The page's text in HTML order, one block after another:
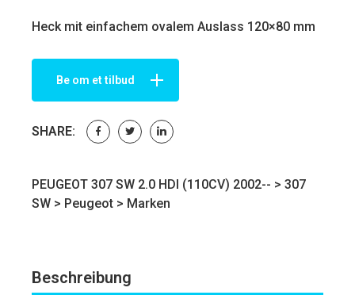
Heck mit einfachem ovalem Auslass 120×80 mm
Be om et tilbud
SHARE:
PEUGEOT 307 SW 2.0 HDI (110CV) 2002-- > 307
SW > Peugeot > Marken
Beschreibung